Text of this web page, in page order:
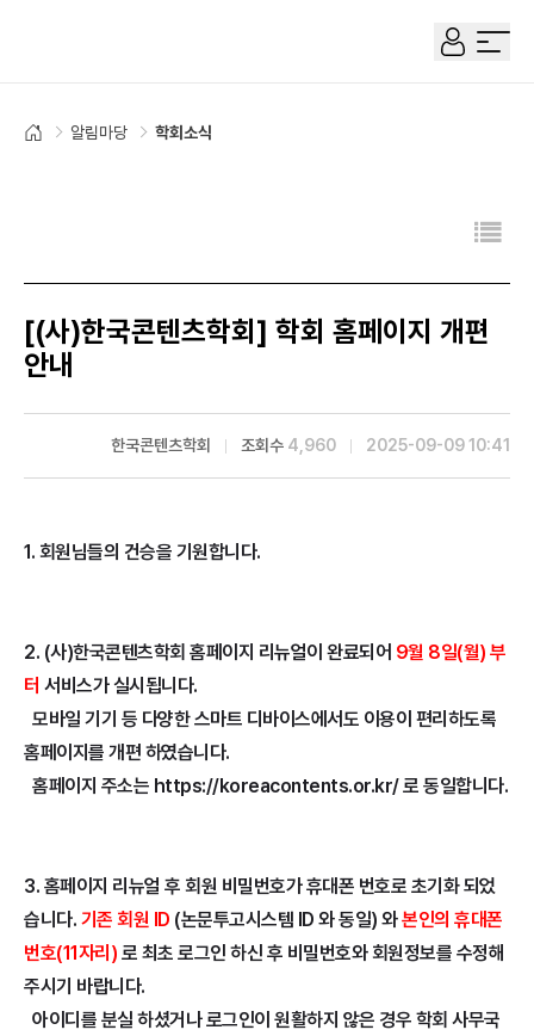
전체
알림마당 학회소식
[(사)한국콘텐츠학회] 학회 홈페이지 개편
안내
한국콘텐츠학회 조회수 4,960 2025-09-09 10:41
1. 회원님들의 건승을 기원합니다.
2. (사)한국콘텐츠학회 홈페이지 리뉴얼이 완료되어 9월 8일(월) 부
터 서비스가 실시됩니다.
모바일 기기 등 다양한 스마트 디바이스에서도 이용이 편리하도록
홈페이지를 개편 하였습니다.
홈페이지 주소는 https://koreacontents.or.kr/로 동일합니다.
3. 홈페이지 리뉴얼 후 회원 비밀번호가 휴대폰 번호로 초기화 되었
습니다. 기존 회원 ID (논문투고시스템 ID 와 동일) 와본인의 휴대폰
번호(11자리) 로 최초 로그인 하신 후 비밀번호와 회원정보를 수정해
주시기 바랍니다.
아이디를 분실 하셨거나 로그인이 원활하지 않은 경우 학회 사무국